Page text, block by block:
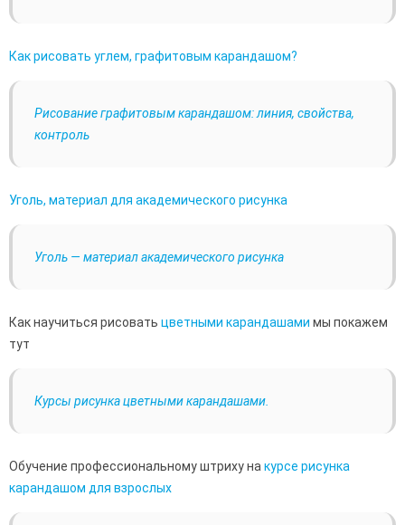
Как рисовать углем, графитовым карандашом?
Рисование графитовым карандашом: линия, свойства,
контроль
Уголь, материал для академического рисунка
Уголь — материал академического рисунка
Как научиться рисовать цветными карандашами мы покажем
тут
Курсы рисунка цветными карандашами.
Обучение профессиональному штриху на курсе рисунка
карандашом для взрослых